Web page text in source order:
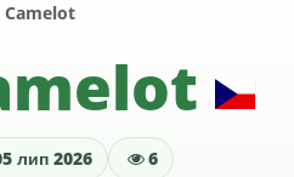
лип 2026 6